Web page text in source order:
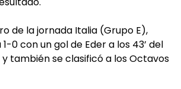
de la jornada Italia (Grupo E),
0 con un gol de Eder a los 43’ del
también se clasificó a los Octavos